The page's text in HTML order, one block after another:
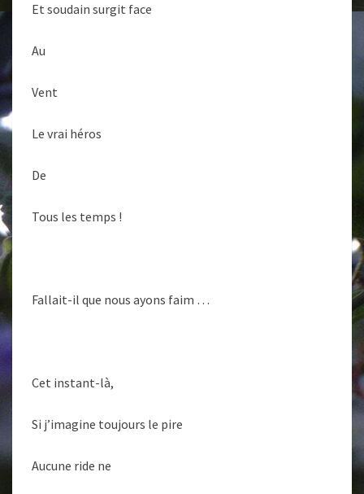
Et soudain surgit face
Au
Vent
Le vrai héros
De
Tous les temps !
Fallait-il que nous ayons faim …
Cet instant-là,
Si j’imagine toujours le pire
Aucune ride ne